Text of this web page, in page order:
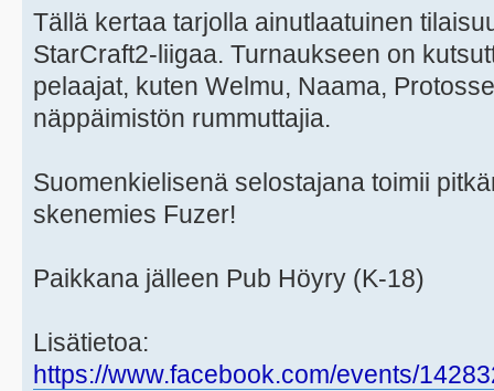
Tällä kertaa tarjolla ainutlaatuinen
StarCraft2-liigaa. Turnaukseen on
pelaajat, kuten Welmu, Naama,
näppäimistön rummuttajia.
Suomenkielisenä selostajana toimii
skenemies Fuzer!
Paikkana jälleen Pub Höyry (K-18)
Lisätietoa:
https://www.facebook.com/events/